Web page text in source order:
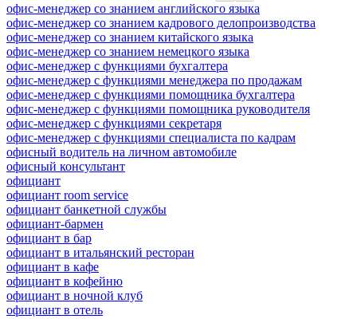
офис-менеджер со знанием английского языка
офис-менеджер со знанием кадрового делопроизводства
офис-менеджер со знанием китайского языка
офис-менеджер со знанием немецкого языка
офис-менеджер с функциями бухгалтера
офис-менеджер с функциями менеджера по продажам
офис-менеджер с функциями помощника бухгалтера
офис-менеджер с функциями помощника руководителя
офис-менеджер с функциями секретаря
офис-менеджер с функциями специалиста по кадрам
офисный водитель на личном автомобиле
офисный консультант
официант
официант room service
официант банкетной службы
официант-бармен
официант в бар
официант в итальянский ресторан
официант в кафе
официант в кофейню
официант в ночной клуб
официант в отель